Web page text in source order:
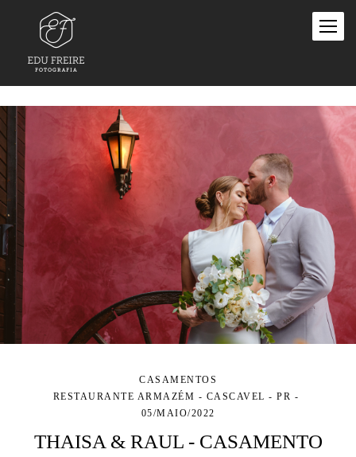
CASAMENTOS
RESTAURANTE ARMAZÉM - CASCAVEL - PR
05/MAIO/2022
THAISA & RAUL - CASAMENTO